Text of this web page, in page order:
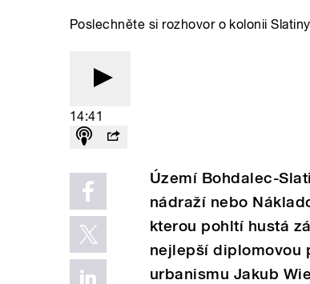
Poslechněte si rozhovor o kolonii
14:41
Území Bohdalec-
nádraží nebo
kterou pohltí hustá
nejlepší diplomovou
urbanismu Jakub